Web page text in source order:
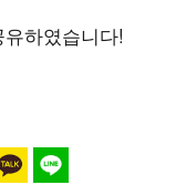
하였습니다!